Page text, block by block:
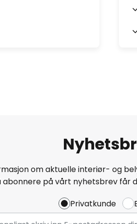
om aktuelle interiør- og
abonnere på vårt nyhetsbrev får
Privatkunde